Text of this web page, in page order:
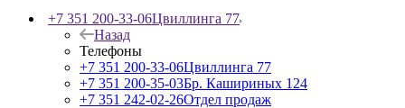
+7 351 200-33-06Цвиллинга 77
Назад
Телефоны
+7 351 200-33-06Цвиллинга 77
+7 351 200-35-03Бр. Кашириных 124
+7 351 242-02-26Отдел продаж